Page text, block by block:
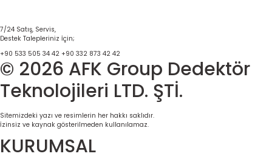
7/24 Satış, Servis,
Destek Talepleriniz İçin;
+90 533 505 34 42 +90 332 873 42 42
© 2026 AFK Group Dedektör
Teknolojileri LTD. ŞTİ.
Sitemizdeki yazı ve resimlerin her hakkı saklıdır.
İzinsiz ve kaynak gösterilmeden kullanılamaz.
KURUMSAL